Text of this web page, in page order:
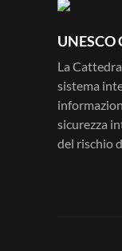
UNESCO
La
sistema
sicurezza
del rischio